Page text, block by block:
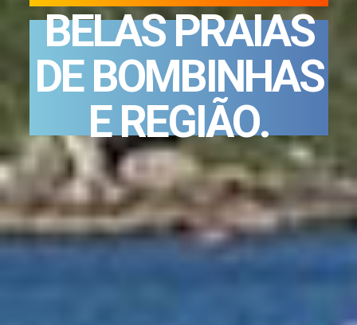
BELASPRAIAS
DE BOMBINHAS
EREGIÃO.